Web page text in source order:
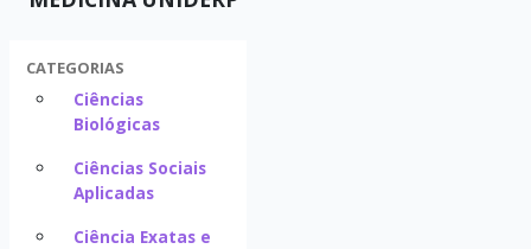
CATEGORIAS
Ciências
Biológicas
Ciências Sociais
Aplicadas
Ciência Exatas e